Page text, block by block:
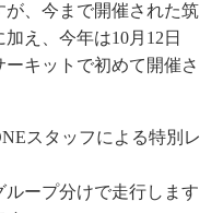
が、今まで開催された筑
え、今年は10月12日
ーキットで初めて開催さ
スタッフによる特別レ
ープ分けで走行します